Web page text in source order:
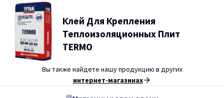
Клей Для Крепления
Теплоизоляционных Плит
TERMO
Вы также найдете нашу продукцию в других
интернет-магазинах